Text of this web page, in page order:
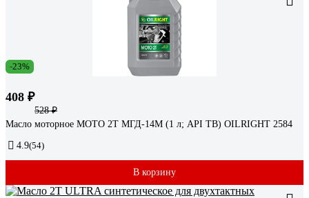
-23%
408 ₽
528 ₽
Масло моторное МОТО 2Т МГД-14М (1 л; API TB) OILRIGHT 2584
4.9(54)
В корзину